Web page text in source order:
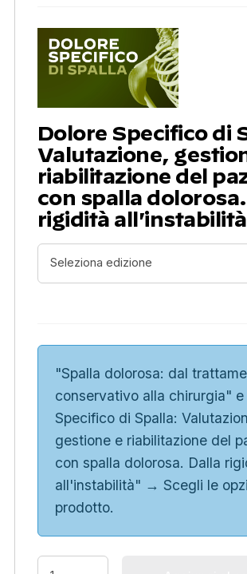
Dolore Specifico di
Valutazione,
riabilitazione del
con spalla
rigidità all'instabilità
"Spalla dolorosa: dal
conservativo alla chirurgia"
Specifico di Spalla:
gestione e riabilitazione del
con spalla dolorosa. Dalla
all'instabilità" → Scegli le
prodotto.